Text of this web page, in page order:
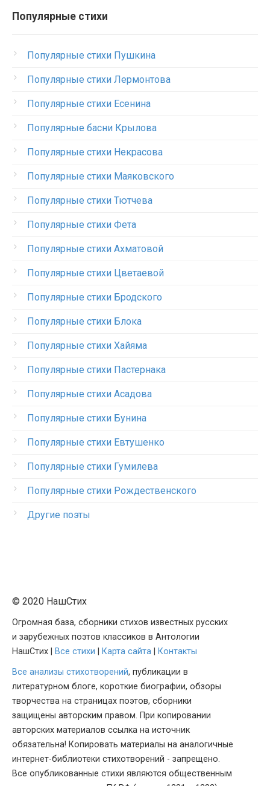
Популярные стихи
Популярные стихи Пушкина
Популярные стихи Лермонтова
Популярные стихи Есенина
Популярные басни Крылова
Популярные стихи Некрасова
Популярные стихи Маяковского
Популярные стихи Тютчева
Популярные стихи Фета
Популярные стихи Ахматовой
Популярные стихи Цветаевой
Популярные стихи Бродского
Популярные стихи Блока
Популярные стихи Хайяма
Популярные стихи Пастернака
Популярные стихи Асадова
Популярные стихи Бунина
Популярные стихи Евтушенко
Популярные стихи Гумилева
Популярные стихи Рождественского
Другие поэты
© 2020 НашСтих
Огромная база, сборники стихов известных русских
и зарубежных поэтов классиков в Антологии
НашСтих |
Все стихи Карта сайта
Контакты
Все анализы стихотворений, публикации в
литературном блоге, короткие биографии, обзоры
творчества на страницах поэтов, сборники
защищены авторским правом. При копировании
авторских материалов ссылка на источник
обязательна! Копировать материалы на аналогичные
интернет-библиотеки стихотворений - запрещено.
Все опубликованные стихи являются общественным